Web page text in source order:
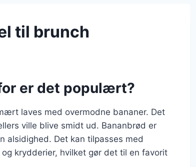
til brunch
er det populært?
laves med overmodne bananer. Det
ville blive smidt ud. Bananbrød er
alsidighed. Det kan tilpasses med
krydderier, hvilket gør det til en favorit